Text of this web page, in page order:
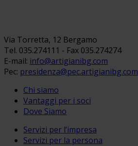
Via Torretta, 12 Bergamo
Tel. 035.274111 - Fax 035.274274
E-mail: info@artigianibg.com
Pec: presidenza@pec.artigianibg.com
Chi siamo
Vantaggi per i soci
Dove Siamo
Servizi per l’impresa
Servizi per la persona